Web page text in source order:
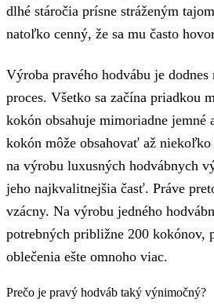
dlhé stáročia prísne stráženým
natoľko cenný, že sa mu často
Výroba pravého hodvábu je
proces. Všetko sa začína priadkou
kokón obsahuje mimoriadne jemné
kokón môže obsahovať až
na výrobu luxusných hodvábnych
jeho najkvalitnejšia časť. Práve
vzácny. Na výrobu jedného
potrebných približne 200 kokónov,
oblečenia ešte omnoho viac.
Prečo je pravý hodváb taký výnimočný?